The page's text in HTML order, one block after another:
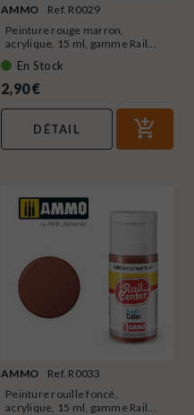
AMMO
Ref. R0029
Peinture rouge marron,
acrylique, 15 ml, gamme Rail...
En Stock
2,90 €
DÉTAIL
AMMO
Ref. R0033
Peinture rouille foncé,
acrylique, 15 ml, gamme Rail...